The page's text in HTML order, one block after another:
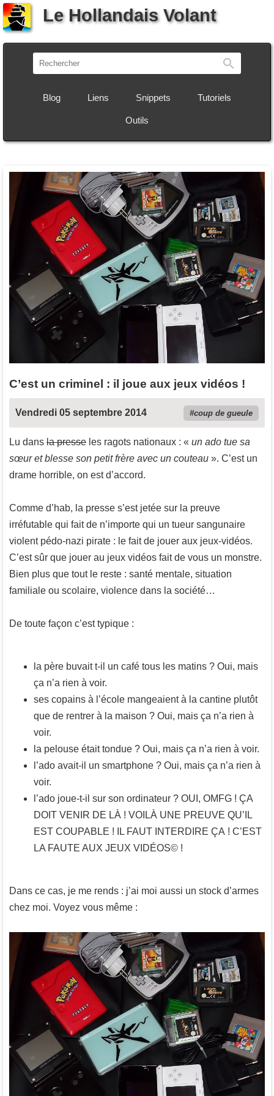
Le Hollandais Volant
Blog Liens Snippets Tutoriels
Outils
C’est un criminel : il joue aux jeux vidéos !
Vendredi 05 septembre 2014 coup de gueule
Lu dans la presse les ragots nationaux : « un ado tue sa
sœur et blesse son petit frère avec un couteau ». C’est un
drame horrible, on est d’accord.
Comme d’hab, la presse s’est jetée sur la preuve
irréfutable qui fait de n’importe qui un tueur sangunaire
violent pédo-nazi pirate : le fait de jouer aux jeux-vidéos.
C’est sûr que jouer au jeux vidéos fait de vous un monstre.
Bien plus que tout le reste : santé mentale, situation
familiale ou scolaire, violence dans la société…
De toute façon c’est typique :
la père buvait t-il un café tous les matins ? Oui, mais
ça n’a rien à voir.
ses copains à l’école mangeaient à la cantine plutôt
que de rentrer à la maison ? Oui, mais ça n’a rien à
voir.
la pelouse était tondue ? Oui, mais ça n’a rien à voir.
l’ado avait-il un smartphone ? Oui, mais ça n’a rien à
voir.
l’ado joue-t-il sur son ordinateur ? OUI, OMFG ! ÇA
DOIT VENIR DE LÀ ! VOILÀ UNE PREUVE QU’IL
EST COUPABLE ! IL FAUT INTERDIRE ÇA ! C’EST
LA FAUTE AUX JEUX VIDÉOS© !
Dans ce cas, je me rends : j’ai moi aussi un stock d’armes
chez moi. Voyez vous même :